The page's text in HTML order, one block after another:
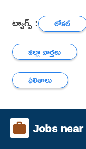
ట్యాగ్స్ : లోకల్
జిల్లా వార్తలు
ఫలితాలు
Jobs